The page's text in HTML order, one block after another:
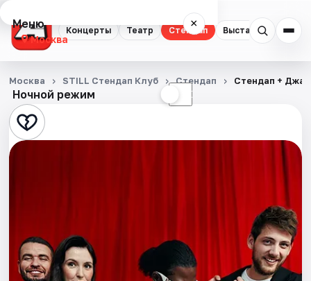
Концерты Театр Стендап Выставки
Меню ×
Москва
Концерты
Театр
Стендап
Экскурсии
Спорт
Ночной режим ☾
Москва STILL Стендап Клуб Стендап Стендап +